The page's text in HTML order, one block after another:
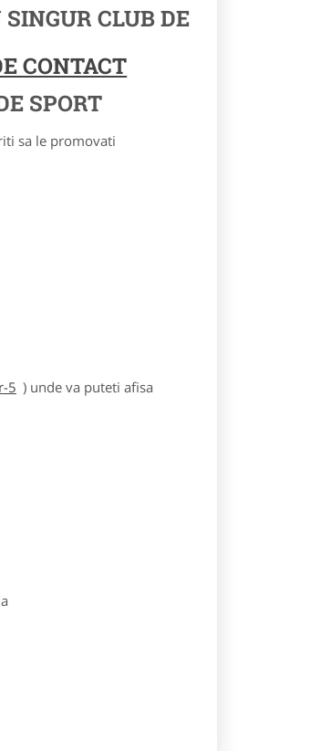
CLUB DE
CONTACT
SPORT
sa le promovati
5 ) unde va puteti afisa